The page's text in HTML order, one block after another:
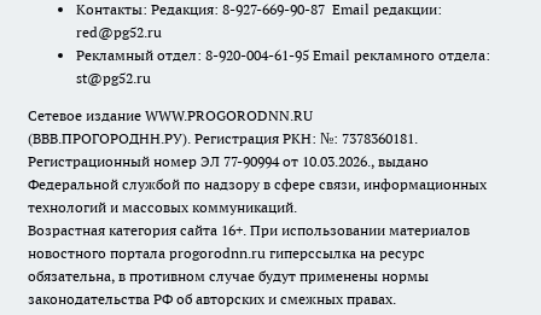
Контакты: Редакция: 8-927-669-90-87 Email редакции:
red@pg52.ru
Рекламный отдел: 8-920-004-61-95 Email рекламного отдела:
st@pg52.ru
Сетевое издание WWW.PROGORODNN.RU
(ВВВ.ПРОГОРОДНН.РУ). Регистрация РКН: №: 7378360181.
Регистрационный номер ЭЛ 77-90994 от 10.03.2026., выдано
Федеральной службой по надзору в сфере связи, информационных
технологий и массовых коммуникаций.
Возрастная категория сайта 16+. При использовании материалов
новостного портала progorodnn.ru гиперссылка на ресурс
обязательна, в противном случае будут применены нормы
законодательства РФ об авторских и смежных правах.